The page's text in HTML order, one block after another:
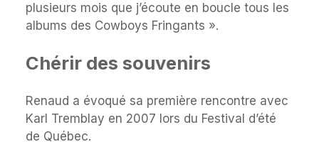
plusieurs mois que j’écoute en boucle tous les
albums des Cowboys Fringants ».
Chérir des souvenirs
Renaud a évoqué sa première rencontre avec
Karl Tremblay en 2007 lors du Festival d’été
de Québec.